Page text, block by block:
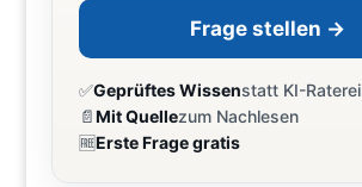
Frage stellen →
✅Geprüftes Wissenstatt KI-Raterei
📄Mit Quellezum Nachlesen
🆓Erste Frage gratis